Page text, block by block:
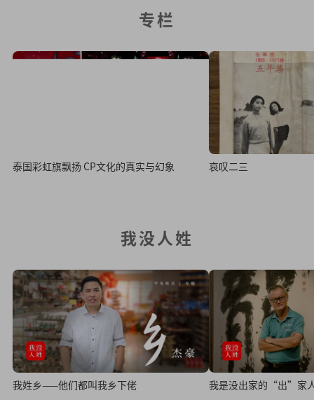
专栏
泰国彩虹旗飘扬 CP文化的真实与幻象 哀叹二三
我没人姓
我姓乡——他们都叫我乡下佬 我是没出家的“出”家